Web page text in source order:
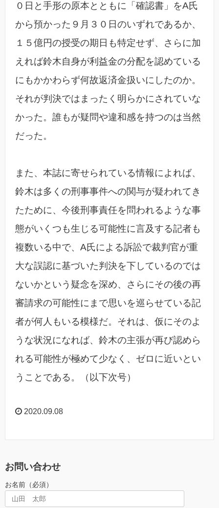
０日と手形の原本とともに「確認書」をA氏
から預かった９月３０日のいずれであるか、
１５億円の授受の期日も特定せず、さらに加
えれば鈴木自身が利益金の分配を認めている
にもかかわらず何故返済金扱いにしたのか。
それが判決ではまったく明らかにされていな
かった。誰もが疑問や違和感を持つのは当然
だった。
また、本誌に寄せられている情報によれば、
鈴木は多くの刑事事件への関与が疑われてき
たために、今後刑事責任を問われるような事
態がいくつも生じる可能性に言及する記者も
複数いる中で、A氏による訴訟で裁判官が重
大な誤認に基づいた判決を下しているのでは
ないかという疑念を深め、さらにその後の再
審請求の可能性にまで思いを巡らせている記
者が何人もいる模様だ。それは、仮にそのよ
うな状況になれば、鈴木の主張が再び認めら
れる可能性が極めて少なく、ゼロに近いとい
うことである。（以下次号）
2020.09.08
お問い合わせ
お名前（必須）